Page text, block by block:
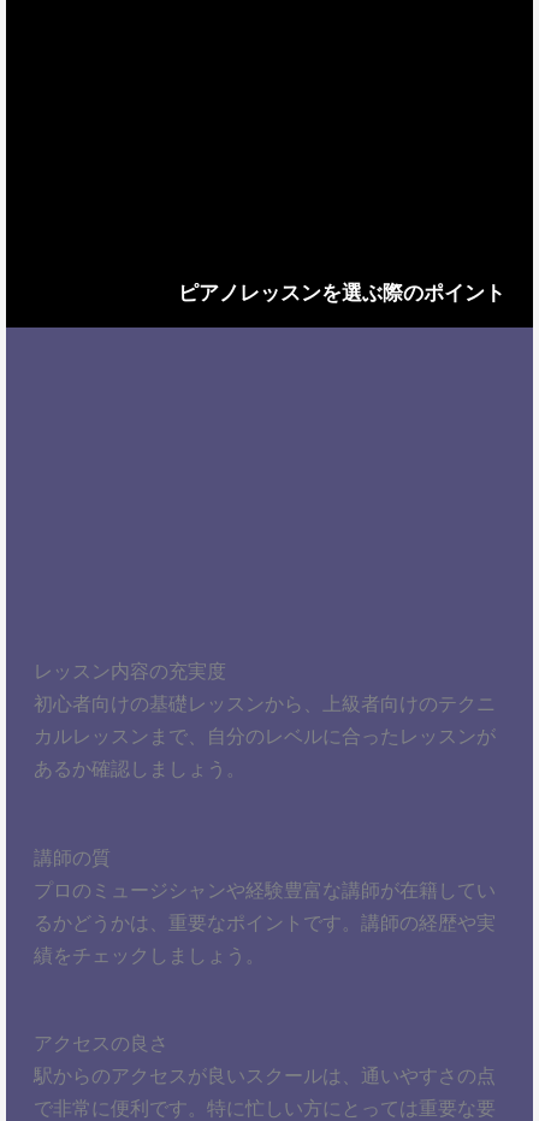
ピアノレッスンを選ぶ際のポイント
レッスン内容の充実度
初心者向けの基礎レッスンから、上級者向けのテクニ
カルレッスンまで、自分のレベルに合ったレッスンが
あるか確認しましょう。
講師の質
プロのミュージシャンや経験豊富な講師が在籍してい
るかどうかは、重要なポイントです。講師の経歴や実
績をチェックしましょう。
アクセスの良さ
駅からのアクセスが良いスクールは、通いやすさの点
で非常に便利です。特に忙しい方にとっては重要な要